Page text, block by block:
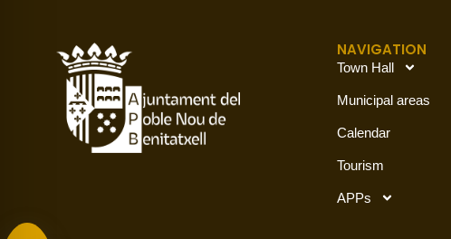
NAVIGATION
Town Hall
Municipal areas
Calendar
Tourism
APPs